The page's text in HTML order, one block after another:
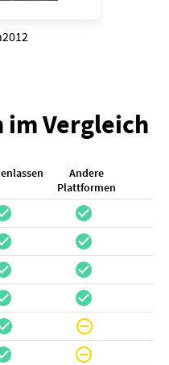
im Vergleich
Andere
Plattformen
check_circle
check_circle
check_circle
check_circle
do_not_disturb_on
do_not_disturb_on